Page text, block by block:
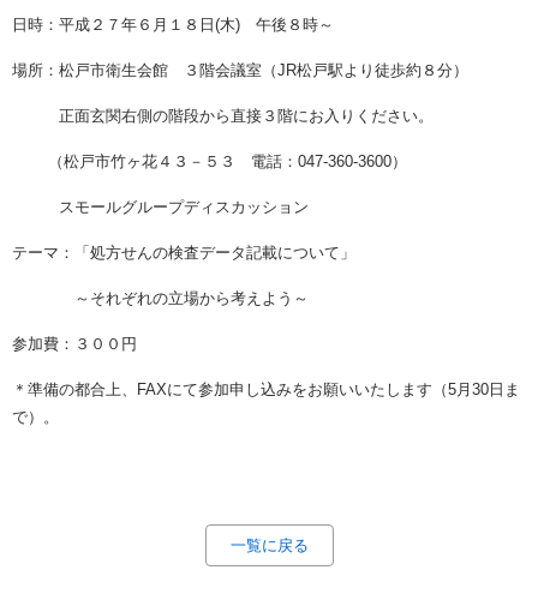
日時：平成２７年６月１８日(木) 午後８時～
場所：松戸市衛生会館 ３階会議室（JR松戸駅より徒歩約８分）
正面玄関右側の階段から直接３階にお入りください。
（松戸市竹ヶ花４３－５３ 電話：047-360-3600）
スモールグループディスカッション
テーマ：「処方せんの検査データ記載について」
～それぞれの立場から考えよう～
参加費：３００円
＊準備の都合上、FAXにて参加申し込みをお願いいたします（5月30日ま
で）。
一覧に戻る